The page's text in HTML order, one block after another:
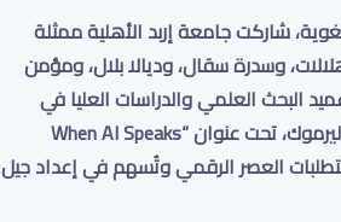
شاركتجامعة إربد الأهليةممثلة
وسدرة سقال، وديالا بلال، ومؤمن
البحث العلمي والدراسات العليا في
، تحت عنوان “When AI Speaks
العصر الرقمي وتُسهم في إعداد جيل